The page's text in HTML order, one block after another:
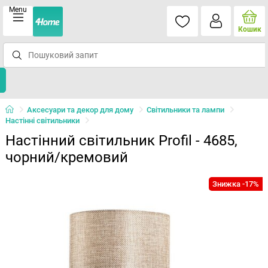
Menu
Кошик
Аксесуари та декор для дому
Світильники та лампи
Настінні світильники
Настінний світильник Profil - 4685,
чорний/кремовий
Знижка -17%